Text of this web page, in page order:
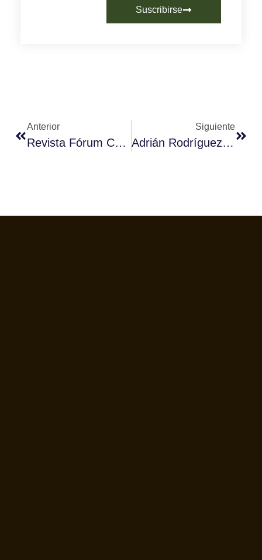
Suscribirse
Anterior
Revista Fórum Café Núm.70 – Septiembre 2017
Siguiente
Adrián Rodríguez Triunfa En El Campeonato De Baristas De Castilla Y León